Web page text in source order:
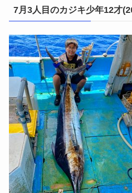
7月3人目のカジキ少年12才